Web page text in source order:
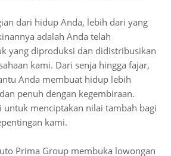
dari hidup Anda, lebih dari yang
adalah Anda telah
yang diproduksi dan didistribusikan
kami. Dari senja hingga fajar,
Anda membuat hidup lebih
penuh dengan kegembiraan.
untuk menciptakan nilai tambah bagi
kami.
Prima Group membuka lowongan